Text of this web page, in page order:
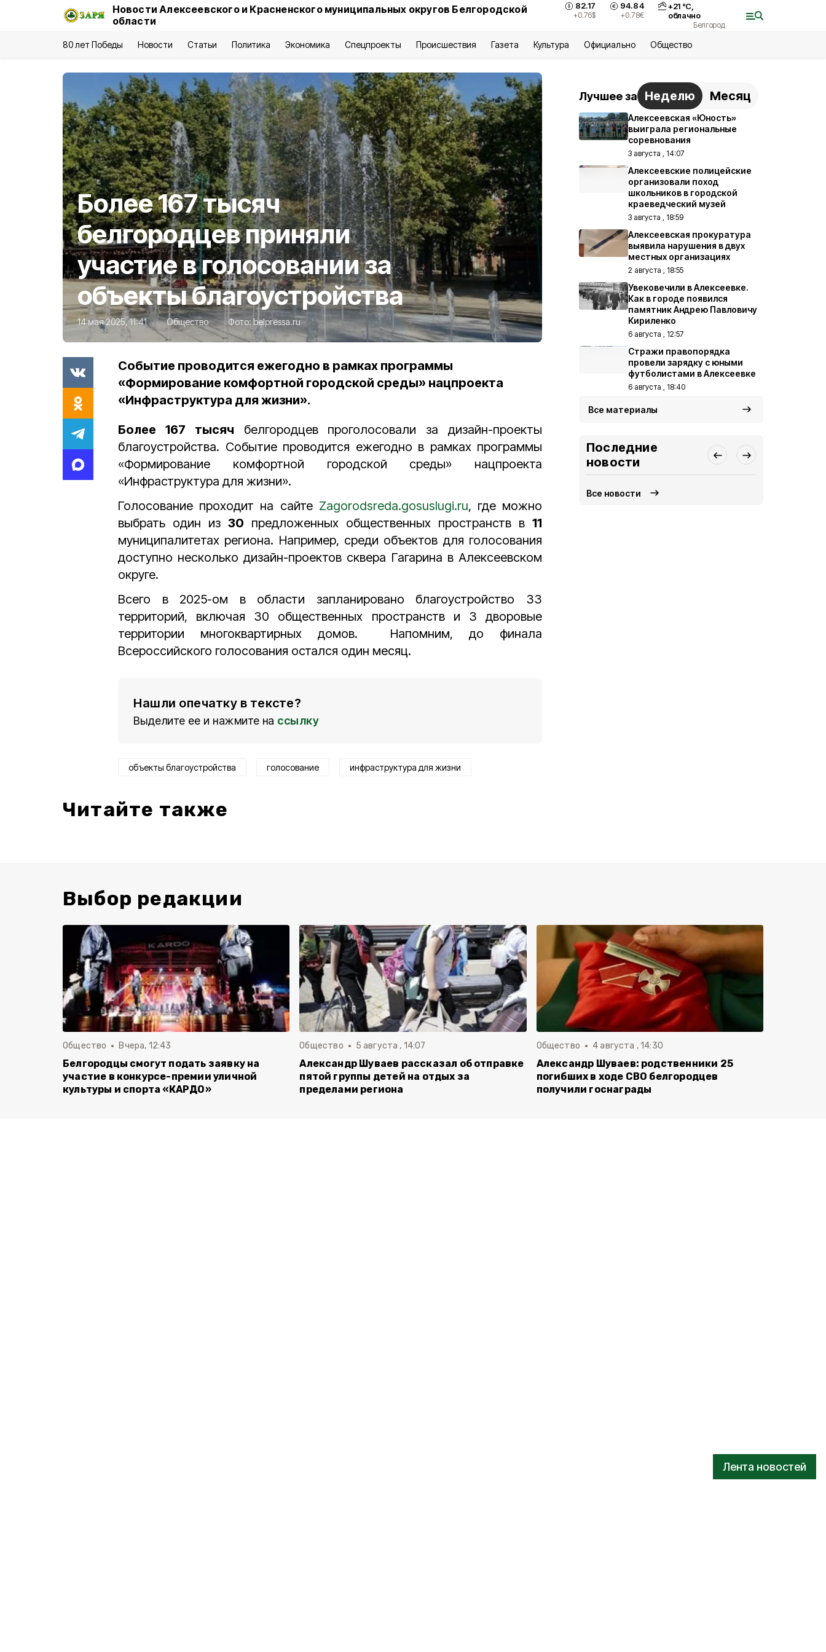
Новости Алексеевского и Красненского муниципальных округов Белгородской
области
82.17
+0.76$
94.84
+0.78€
+21°С,
облачно
Белгород
80 лет Победы Новости Статьи Политика Экономика Спецпроекты Происшествия Газета Культура Официально Общество
Лента новостей
Более 167 тысяч
белгородцев приняли
участие в голосовании за
объекты благоустройства
14 мая 2025, 11:41 Общество Фото: belpressa.ru
Событие проводится ежегодно в рамках программы
«Формирование комфортной городской среды» нацпроекта
«Инфраструктура для жизни».
Более 167 тысяч белгородцев проголосовали за дизайн-проекты
благоустройства. Событие проводится ежегодно в рамках программы
«Формирование комфортной городской среды» нацпроекта
«Инфраструктура для жизни».
Голосование проходит на сайте Zagorodsreda.gosuslugi.ru, где можно
выбрать один из 30 предложенных общественных пространств в 11
муниципалитетах региона. Например, среди объектов для голосования
доступно несколько дизайн-проектов сквера Гагарина в Алексеевском
округе.
Всего в 2025-ом в области запланировано благоустройство 33
территорий, включая 30 общественных пространств и 3 дворовые
территории многоквартирных домов. Напомним, до финала
Всероссийского голосования остался один месяц.
Нашли опечатку в тексте?
Выделите ее и нажмите на ссылку
объекты благоустройства голосование инфраструктура для жизни
Читайте также
Лучшее за Неделю Месяц
Алексеевская «Юность»
выиграла региональные
соревнования
3 августа , 14:07
Алексеевские полицейские
организовали поход
школьников в городской
краеведческий музей
3 августа , 18:59
Алексеевская прокуратура
выявила нарушения в двух
местных организациях
2 августа , 18:55
Увековечили в Алексеевке.
Как в городе появился
памятник Андрею Павловичу
Кириленко
6 августа , 12:57
Стражи правопорядка
провели зарядку с юными
футболистами в Алексеевке
6 августа , 18:40
Все материалы
Последние
новости
Все новости
Выбор редакции
Общество Вчера, 12:43
Белгородцы смогут подать заявку на
участие в конкурсе-премии уличной
культуры и спорта «КАРДО»
Общество 5 августа , 14:07
Александр Шуваев рассказал об отправке
пятой группы детей на отдых за
пределами региона
Общество 4 августа , 14:30
Александр Шуваев: родственники 25
погибших в ходе СВО белгородцев
получили госнаграды